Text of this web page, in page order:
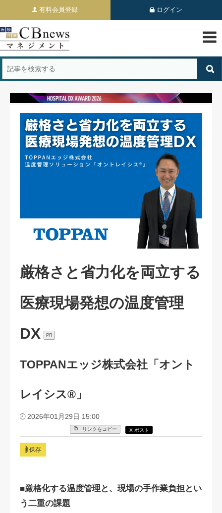
有料会員登録 ログイン
厳格さと省力化を両立する
医療現場発想の温度管理
DX
PR
TOPPANエッジ株式会社「オント
レイシス®」
2026年01月29日 15:00
リンクをコピー X ポスト
保存
■厳格化する温度管理と、現場の手作業負担とい
う二重の課題